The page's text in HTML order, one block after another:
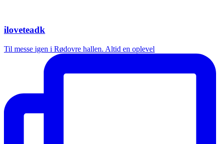
iloveteadk
Til messe igen i Rødovre hallen. Altid en oplevel